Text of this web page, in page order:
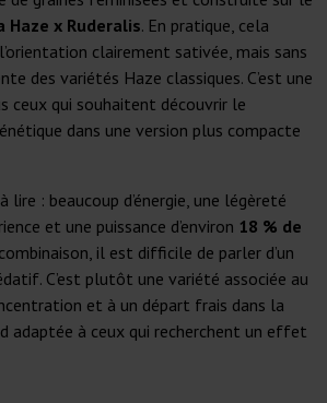
Haze x Ruderalis. En pratique, cela
clairement sativée, mais sans
des variétés Haze classiques. C’est une
ceux qui souhaitent découvrir le
dans une version plus compacte
: beaucoup d’énergie, une légèreté
et une puissance d’environ 18 % de
il est difficile de parler d’un
C’est plutôt une variété associée au
et à un départ frais dans la
adaptée à ceux qui recherchent un effet